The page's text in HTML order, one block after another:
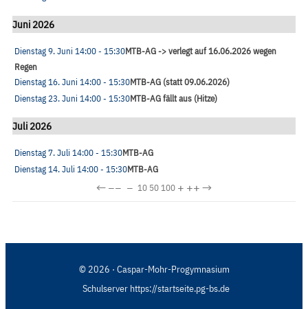
Juni 2026
Dienstag 9. Juni 14:00- 15:30MTB-AG -> verlegt auf 16.06.2026 wegen
Regen
Dienstag 16. Juni 14:00- 15:30MTB-AG (statt 09.06.2026)
Dienstag 23. Juni 14:00- 15:30MTB-AG fällt aus (Hitze)
Juli 2026
Dienstag 7. Juli 14:00- 15:30MTB-AG
Dienstag 14. Juli 14:00- 15:30MTB-AG
←−− − 10 50100 + ++→
© 2026 · Caspar-Mohr-Progymnasium
Schulserver https://startseite.pg-bs.de